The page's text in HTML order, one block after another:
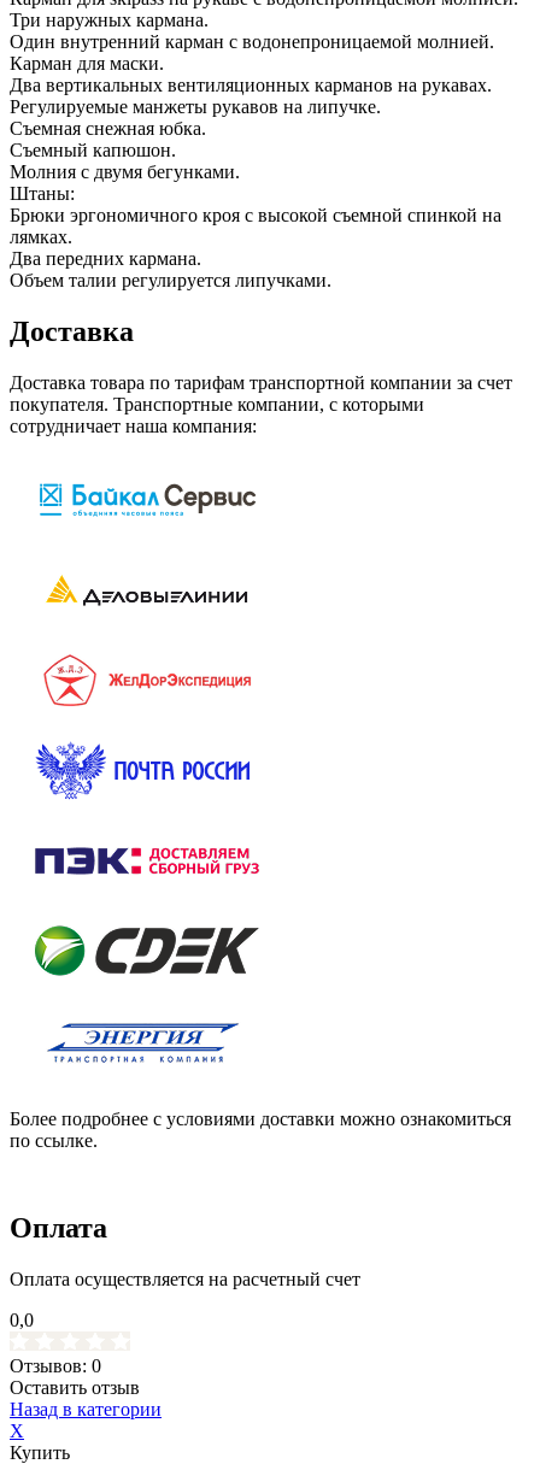
Три наружных кармана.
Один внутренний карман с водонепроницаемой молнией.
Карман для маски.
Два вертикальных вентиляционных карманов на рукавах.
Регулируемые манжеты рукавов на липучке.
Съемная снежная юбка.
Съемный капюшон.
Молния с двумя бегунками.
Штаны:
Брюки эргономичного кроя с высокой съемной спинкой на
лямках.
Два передних кармана.
Объем талии регулируется липучками.
Доставка
Доставка товара по тарифам транспортной компании за счет
покупателя. Транспортные компании, с которыми
сотрудничает наша компания:
Более подробнее с условиями доставки можно ознакомиться
по ссылке.
Оплата
Оплата осуществляется на расчетный счет
0,0
Отзывов: 0
Оставить отзыв
Назад в категории
X
Купить